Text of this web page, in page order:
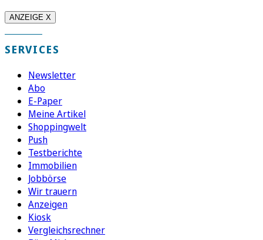
ANZEIGE X
SERVICES
Newsletter
Abo
E-Paper
Meine Artikel
Shoppingwelt
Push
Testberichte
Immobilien
Jobbörse
Wir trauern
Anzeigen
Kiosk
Vergleichsrechner